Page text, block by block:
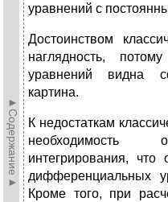
►Содержание►
уравнений с
Достоинством
наглядность,
уравнений видна
картина.
К недостаткам
необходимость
интегрирования, что
дифференциальных
Кроме того, при